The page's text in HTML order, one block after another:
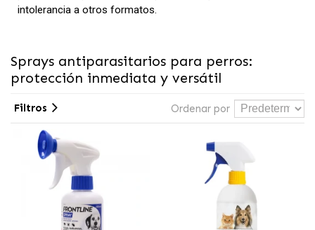
intolerancia a otros formatos.
Sprays antiparasitarios para perros:
protección inmediata y versátil
Ordenar por
Filtros